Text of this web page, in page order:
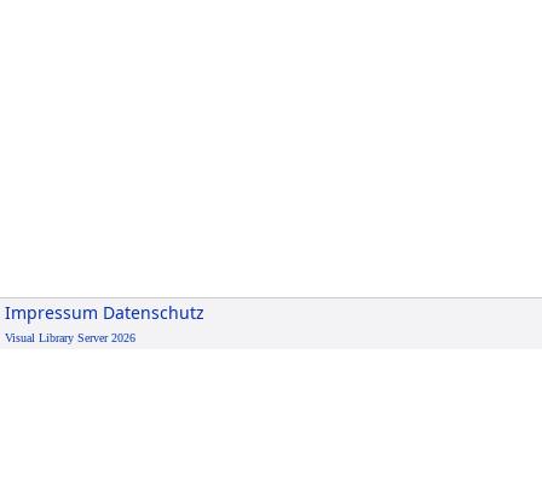
Impressum Datenschutz
Visual Library Server 2026